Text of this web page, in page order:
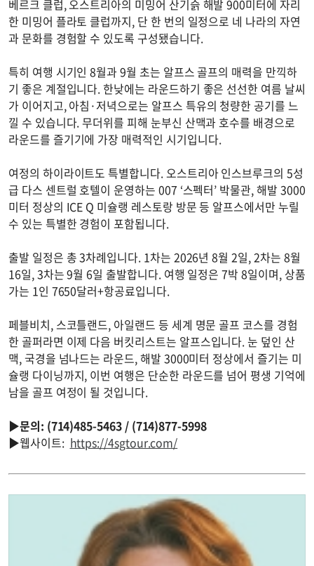
베르크 클럽, 오스트리아의 미밍어 산기슭 해발 900미터에 자리
한 미밍어 플라토 클럽까지, 단 한 번의 일정으로 네 나라의 자연
과 문화를 경험할 수 있도록 구성됐습니다.
특히 여행 시기인 8월과 9월 초는 알프스 골프의 매력을 만끽하
기 좋은 계절입니다. 한낮에는 라운드하기 좋은 선선한 여름 날씨
가 이어지고, 아침·저녁으로는 알프스 특유의 청량한 공기를 느
낄 수 있습니다. 무더위를 피해 눈부신 산맥과 호수를 배경으로
라운드를 즐기기에 가장 매력적인 시기입니다.
여정의 하이라이트도 특별합니다. 오스트리아 인스브루크의 5성
급 다스 센트럴 호텔이 운영하는 007 ‘스펙터’ 박물관, 해발 3000
미터 정상의 ICE Q 미슐랭 레스토랑 방문 등 알프스에서만 누릴
수 있는 특별한 경험이 포함됩니다.
출발 일정은 총 3차례입니다. 1차는 2026년 8월 2일, 2차는 8월
16일, 3차는 9월 6일 출발합니다. 여행 일정은 7박 8일이며, 상품
가는 1인 7650달러+항공료입니다.
페블비치, 스코틀랜드, 아일랜드 등 세계 명문 골프 코스를 경험
한 골퍼라면 이제 다음 버킷리스트는 알프스입니다. 눈 덮인 산
맥, 국경을 넘나드는 라운드, 해발 3000미터 정상에서 즐기는 미
슐랭 다이닝까지, 이번 여행은 단순한 라운드를 넘어 평생 기억에
남을 골프 여정이 될 것입니다.
▶문의: (714)485-5463 / (714)877-5998
▶웹사이트: https://4sgtour.com/